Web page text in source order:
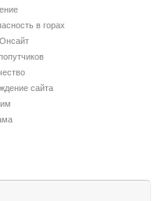
в горах
сайта